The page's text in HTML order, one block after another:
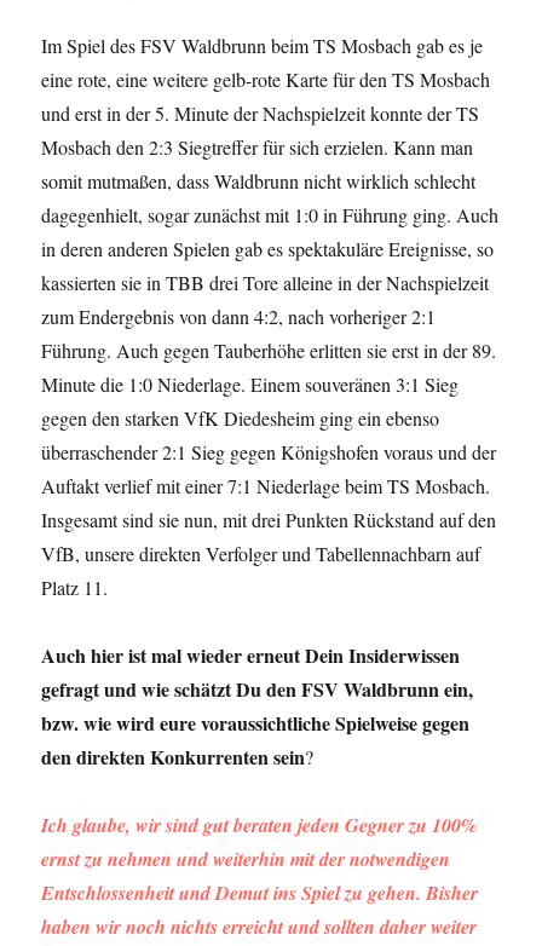
Im Spiel des FSV Waldbrunn beim TS Mosbach gab es je
eine rote, eine weitere gelb-rote Karte für den TS Mosbach
und erst in der 5. Minute der Nachspielzeit konnte der TS
Mosbach den 2:3 Siegtreffer für sich erzielen. Kann man
somit mutmaßen, dass Waldbrunn nicht wirklich schlecht
dagegenhielt, sogar zunächst mit 1:0 in Führung ging. Auch
in deren anderen Spielen gab es spektakuläre Ereignisse, so
kassierten sie in TBB drei Tore alleine in der Nachspielzeit
zum Endergebnis von dann 4:2, nach vorheriger 2:1
Führung. Auch gegen Tauberhöhe erlitten sie erst in der 89.
Minute die 1:0 Niederlage. Einem souveränen 3:1 Sieg
gegen den starken VfK Diedesheim ging ein ebenso
überraschender 2:1 Sieg gegen Königshofen voraus und der
Auftakt verlief mit einer 7:1 Niederlage beim TS Mosbach.
Insgesamt sind sie nun, mit drei Punkten Rückstand auf den
VfB, unsere direkten Verfolger und Tabellennachbarn auf
Platz 11.
Auch hier ist mal wieder erneut Dein Insiderwissen
gefragt und wie schätzt Du den FSV Waldbrunn ein,
bzw. wie wird eure voraussichtliche Spielweise gegen
den direkten Konkurrenten sein?
Ich glaube, wir sind gut beraten jeden Gegner zu 100%
ernst zu nehmen und weiterhin mit der notwendigen
Entschlossenheit und Demut ins Spiel zu gehen. Bisher
haben wir noch nichts erreicht und sollten daher weiter